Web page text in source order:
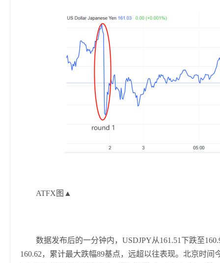
ATFX图▲
数据发布后的一分钟内，USDJPY从161.51下跌至
160.62，累计最大跌幅89基点，远超以往表现。北京时间